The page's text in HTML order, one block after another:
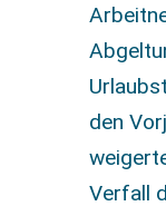
den
Verfall